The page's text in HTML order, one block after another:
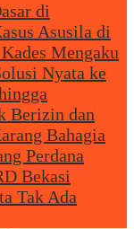
di
Asusila di
Mengaku
Nyata ke
Berizin dan
Bahagia
Perdana
Bekasi
Tak Ada